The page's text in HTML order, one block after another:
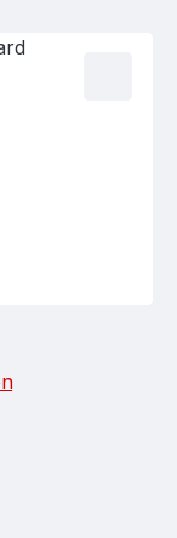
ist zurzeit nicht